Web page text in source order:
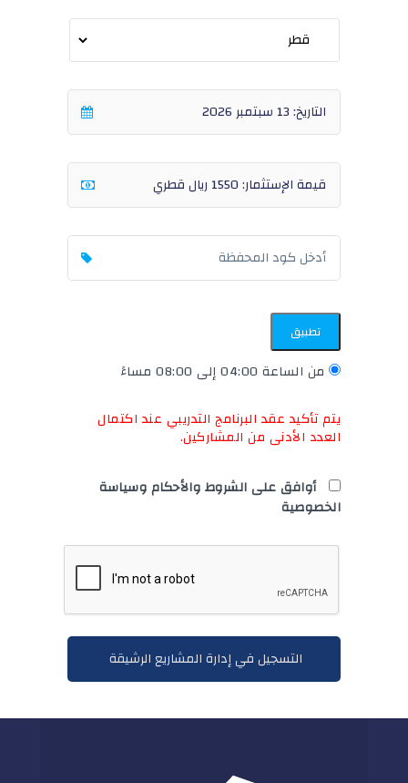
تطبيق
من الساعة 04:00 إلى 08:00 مساءً
يتم تأكيد عقد البرنامج التدريبي عند اكتمال
العدد الأدنى من المشاركين.
أوافق على الشروط والأحكام وسياسة
الخصوصية